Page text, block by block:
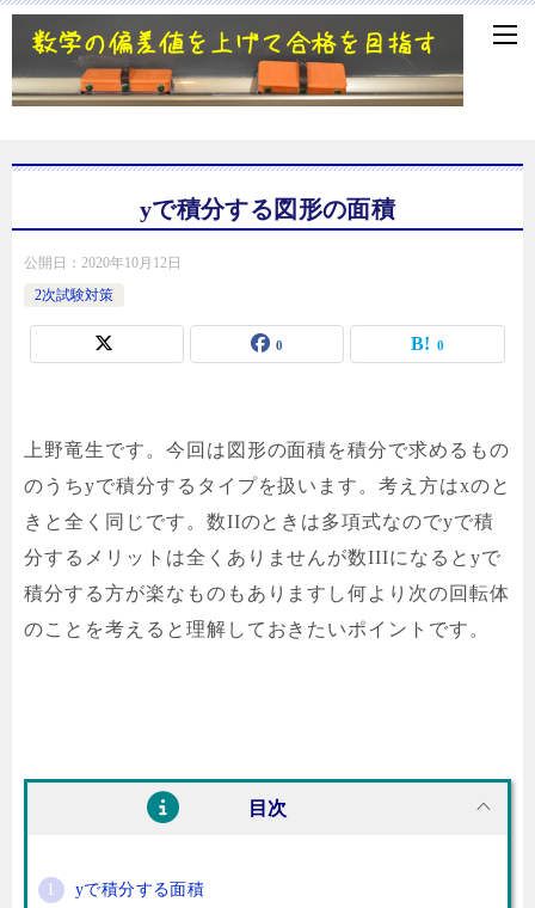
yで積分する図形の面積
公開日： 2020年10月12日
2次試験対策
0 0
上野竜生です。今回は図形の面積を積分で求めるもの
のうちyで積分するタイプを扱います。考え方はxのと
きと全く同じです。数IIのときは多項式なのでyで積
分するメリットは全くありませんが数IIIになるとyで
積分する方が楽なものもありますし何より 次の回転体
のことを考えると理解しておきたいポイントです。
目次
yで積分する面積